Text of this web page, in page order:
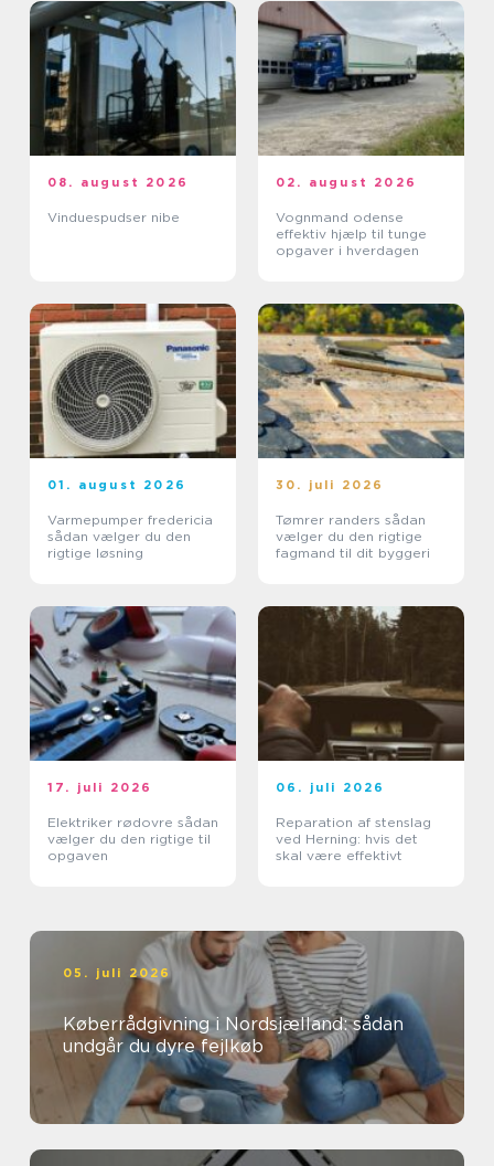
08. august 2026
Vinduespudser nibe
02. august 2026
Vognmand odense
effektiv hjælp til tunge
opgaver i hverdagen
01. august 2026
Varmepumper fredericia
sådan vælger du den
rigtige løsning
30. juli 2026
Tømrer randers sådan
vælger du den rigtige
fagmand til dit byggeri
17. juli 2026
Elektriker rødovre sådan
vælger du den rigtige til
opgaven
06. juli 2026
Reparation af stenslag
ved Herning: hvis det
skal være effektivt
05. juli 2026
Køberrådgivning i Nordsjælland: sådan
undgår du dyre fejlkøb